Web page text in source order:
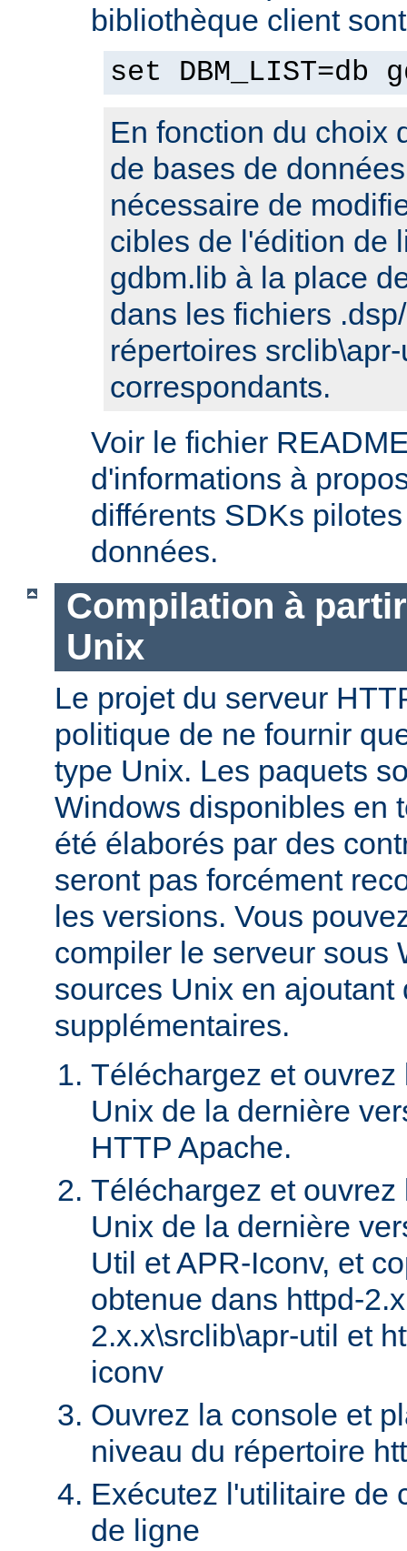
bibliothèque client
set DBM_LIST=db
En fonction du choix
de bases de
nécessaire de
cibles de l'édition de
gdbm.lib à la place
dans les fichiers
répertoires
correspondants.
Voir le fichier
d'informations à
différents SDKs
données.
Compilation à
Unix
Le projet du serveur
politique de ne fournir
type Unix. Les paquets
Windows disponibles en
été élaborés par des
seront pas forcément
les versions. Vous
compiler le serveur sous
sources Unix en ajoutant
supplémentaires.
Téléchargez et
Unix de la dernière
HTTP Apache.
Téléchargez et
Unix de la dernière
Util et APR-Iconv, et
obtenue dans httpd-
2.x.x\srclib\apr-util et
iconv
Ouvrez la console et
niveau du répertoire
Exécutez l'utilitaire de
de ligne